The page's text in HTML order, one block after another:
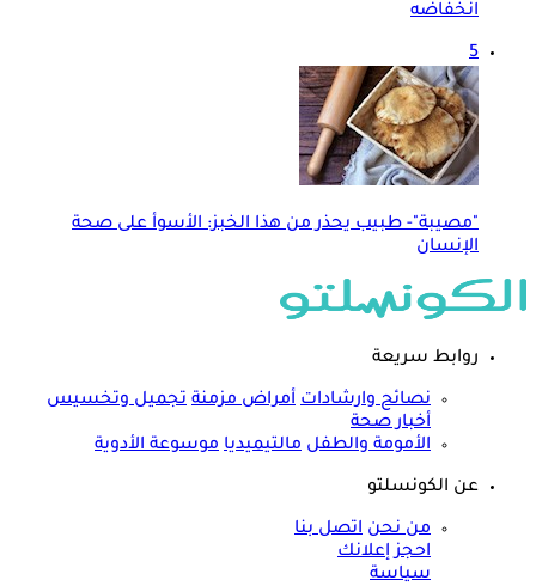
انخفاضه
5
"مصيبة"- طبيب يحذر من هذا الخبز: الأسوأ على صحة
الإنسان
روابط سريعة
نصائح وارشادات أمراض مزمنة تجميل وتخسيس
أخبار صحة
الأمومة والطفل مالتيميديا موسوعة الأدوية
عن الكونسلتو
من نحن اتصل بنا
احجز إعلانك
سياسة